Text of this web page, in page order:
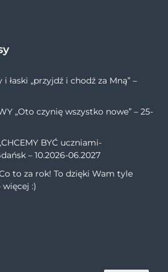
„przyjdź i chodź za Mną” –
„Oto czynię wszystko nowe” – 25-
BYĆ uczniami-
– 10.2026-06.2027
to za rok! To dzięki Wam tyle
:)